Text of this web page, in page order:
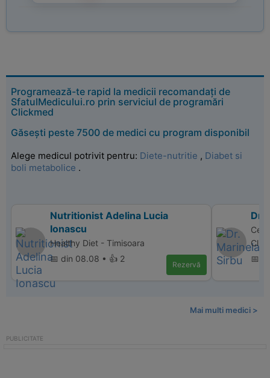
Programează-te rapid la medicii recomandați de
SfatulMedicului.ro prin serviciul de programări
Clickmed
Găsești peste 7500 de medici cu program disponibil
Alege medicul potrivit pentru: Diete-nutritie , Diabet si
boli metabolice .
Nutritionist Adelina Lucia
Ionascu
Healthy Diet - Timisoara
📅 din 08.08 • 👍 2
Rezervă
Dr.
📅
Mai multi medici >